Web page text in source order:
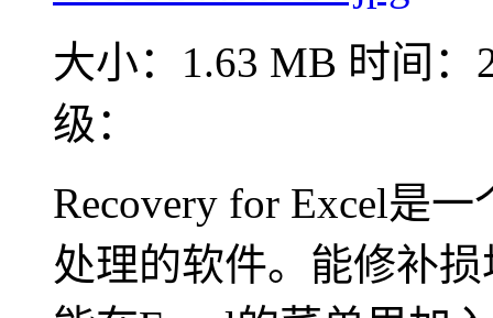
大小：1.63 MB 时间：
级：
Recovery for Excel是
处理的软件。能修补